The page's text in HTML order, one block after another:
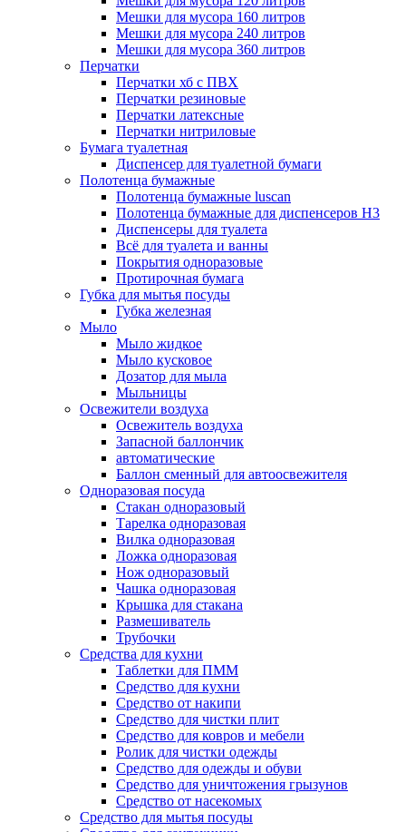
Мешки для мусора 160 литров
Мешки для мусора 240 литров
Мешки для мусора 360 литров
Перчатки
Перчатки хб с ПВХ
Перчатки резиновые
Перчатки латексные
Перчатки нитриловые
Бумага туалетная
Диспенсер для туалетной бумаги
Полотенца бумажные
Полотенца бумажные luscan
Полотенца бумажные для диспенсеров H3
Диспенсеры для туалета
Всё для туалета и ванны
Покрытия одноразовые
Протирочная бумага
Губка для мытья посуды
Губка железная
Мыло
Мыло жидкое
Мыло кусковое
Дозатор для мыла
Мыльницы
Освежители воздуха
Освежитель воздуха
Запасной баллончик
автоматические
Баллон сменный для автоосвежителя
Одноразовая посуда
Стакан одноразовый
Тарелка одноразовая
Вилка одноразовая
Ложка одноразовая
Нож одноразовый
Чашка одноразовая
Крышка для стакана
Размешиватель
Трубочки
Средства для кухни
Таблетки для ПММ
Средство для кухни
Средство от накипи
Средство для чистки плит
Средство для ковров и мебели
Ролик для чистки одежды
Средство для одежды и обуви
Средство для уничтожения грызунов
Средство от насекомых
Средство для мытья посуды